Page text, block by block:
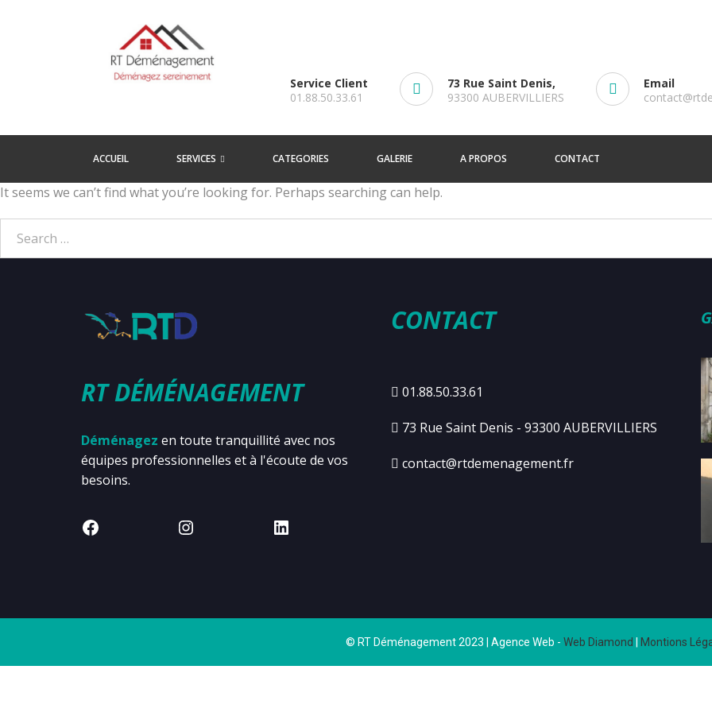
Service Client
01.88.50.33.61
73 Rue Saint Denis,
93300 AUBERVILLIERS
Email
ACCUEIL SERVICES CATEGORIES GALERIE A PROPOS CONTACT
It seems we can’t find what you’re looking for. Perhaps searching can help.
RT DÉMÉNAGEMENT
Déménagez en toute tranquillité avec nos
équipes professionnelles et à l'écoute de vos
besoins.
CONTACT
01.88.50.33.61
73 Rue Saint Denis - 93300 AUBERVILLIERS
contact@rtdemenagement.fr
© RT Déménagement 2023 | Agence Web - Web Diamond Montions